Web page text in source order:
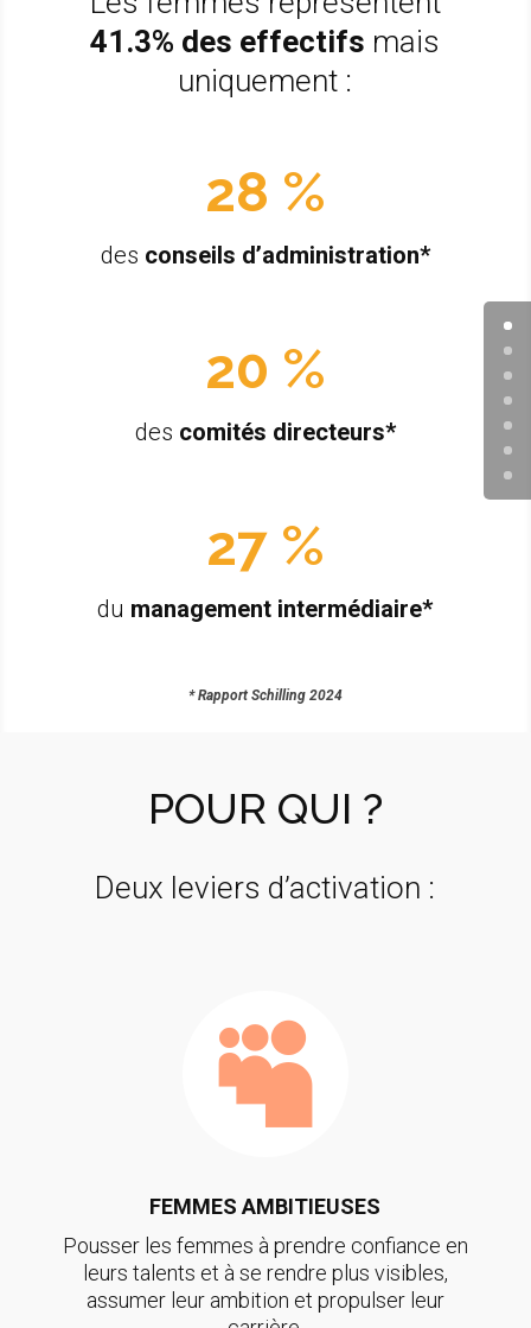
41.3% des effectifs mais
uniquement :
28 %
des conseils d’administration*
20 %
des comités directeurs*
27 %
du management intermédiaire*
*Rapport Schilling 2024
POUR QUI ?
Deux leviers d’activation :

FEMMES AMBITIEUSES
Pousser les femmes à prendre confiance en
leurs talents et à se rendre plus visibles,
assumer leur ambition et propulser leur